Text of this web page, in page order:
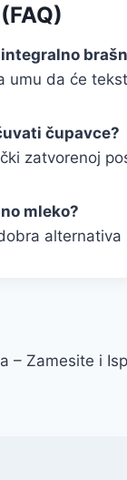
umu da će
čupavce?
zatvorenoj
mleko?
– Zamesite i